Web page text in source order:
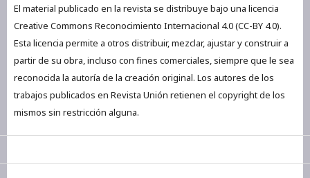
El material publicado en la revista se distribuye bajo una licencia
Creative Commons Reconocimiento Internacional 4.0 (CC-BY 4.0).
Esta licencia permite a otros distribuir, mezclar, ajustar y construir a
partir de su obra, incluso con fines comerciales, siempre que le sea
reconocida la autoría de la creación original. Los autores de los
trabajos publicados en Revista Unión retienen el copyright de los
mismos sin restricción alguna.